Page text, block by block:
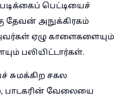
பெட்டியைச்
தேவன் அநுக்கிரகம்
ஏழு காளைகளையும்
பலியிட்டார்கள்.
சுமக்கிற சகல
பாடகரின் வேலையை